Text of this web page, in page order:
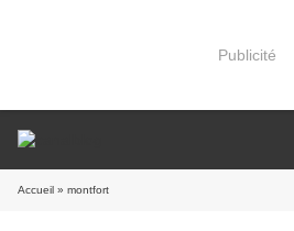
Publicité
Accueil » montfort